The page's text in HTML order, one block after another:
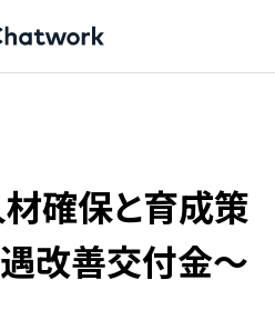
確保と育成策
改善交付金〜